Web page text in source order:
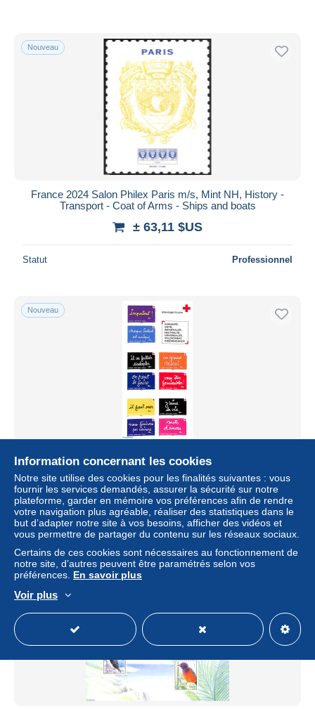
Nouveau
France 2024 Salon Philex Paris m/s, Mint NH, History -
Transport - Coat of Arms - Ships and boats
± 63,11 $US
Statut Professionnel
Nouveau
France 2021 Red cross 12v s-a in booklet, Mint NH,
Health - Red Cross - Stamp Booklets
± 28,84 $US
Statut Professionnel
Nouveau
Information concernant les cookies
Notre site utilise des cookies pour les finalités suivantes : vous
fournir les services demandés, assurer la sécurité sur notre
plateforme, garder en mémoire vos préférences afin de rendre
votre navigation plus agréable, réaliser des statistiques dans le
but d’adapter notre site à vos besoins, afficher des vidéos et
vous permettre de partager du contenu sur les réseaux sociaux.
Certains de ces cookies sont nécessaires au fonctionnement de
notre site, d’autres peuvent être paramétrés selon vos
préférences. En savoir plus
Voir plus